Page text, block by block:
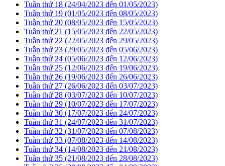
Tuần thứ 18 (24/04/2023 đến 01/05/2023)
Tuần thứ 19 (01/05/2023 đến 08/05/2023)
Tuần thứ 20 (08/05/2023 đến 15/05/2023)
Tuần thứ 21 (15/05/2023 đến 22/05/2023)
Tuần thứ 22 (22/05/2023 đến 29/05/2023)
Tuần thứ 23 (29/05/2023 đến 05/06/2023)
Tuần thứ 24 (05/06/2023 đến 12/06/2023)
Tuần thứ 25 (12/06/2023 đến 19/06/2023)
Tuần thứ 26 (19/06/2023 đến 26/06/2023)
Tuần thứ 27 (26/06/2023 đến 03/07/2023)
Tuần thứ 28 (03/07/2023 đến 10/07/2023)
Tuần thứ 29 (10/07/2023 đến 17/07/2023)
Tuần thứ 30 (17/07/2023 đến 24/07/2023)
Tuần thứ 31 (24/07/2023 đến 31/07/2023)
Tuần thứ 32 (31/07/2023 đến 07/08/2023)
Tuần thứ 33 (07/08/2023 đến 14/08/2023)
Tuần thứ 34 (14/08/2023 đến 21/08/2023)
Tuần thứ 35 (21/08/2023 đến 28/08/2023)